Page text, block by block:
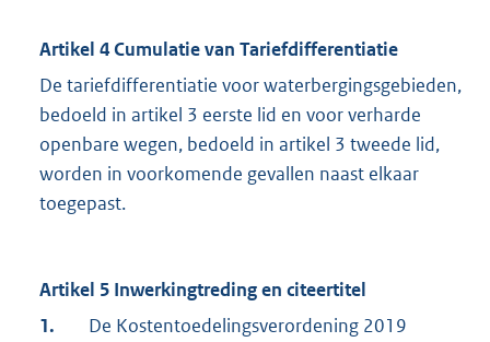
Artikel 4 Cumulatie van Tariefdifferentiatie
De tariefdifferentiatie voor waterbergingsgebieden,
bedoeld in artikel 3 eerste lid en voor verharde
openbare wegen, bedoeld in artikel 3 tweede lid,
worden in voorkomende gevallen naast elkaar
toegepast.
Artikel 5 Inwerkingtreding en citeertitel
1.
De Kostentoedelingsverordening 2019